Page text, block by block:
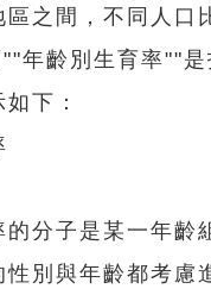
區之間，不同人
年齡別生育率""
下：
子是某一年齡
性別與年齡都考慮